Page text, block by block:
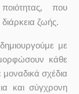
που
ζωής.
με
κάθε
σχέδια
και σύγχρονη